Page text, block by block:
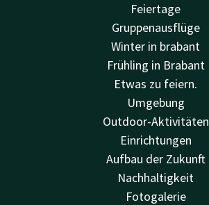
Feiertage
Gruppenausflüge
Winter in brabant
Frühling in Brabant
Etwas zu feiern.
Umgebung
Outdoor-Aktivitäten
Einrichtungen
Aufbau der Zukunft
Nachhaltigkeit
Fotogalerie